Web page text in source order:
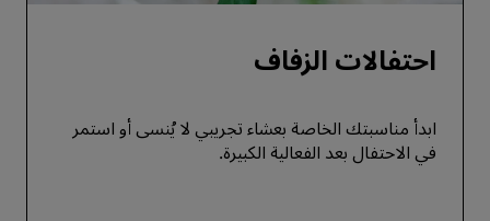
احتفالات الزفاف
ابدأ مناسبتك الخاصة بعشاء تجريبي لا يُنسى أو استمر
في الاحتفال بعد الفعالية الكبيرة.